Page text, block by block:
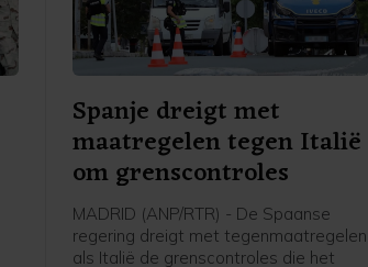
Spanje dreigt met
maatregelen tegen Italië
om grenscontroles
MADRID (ANP/RTR) - De Spaanse
regering dreigt met tegenmaatregelen
als Italië de grenscontroles die het